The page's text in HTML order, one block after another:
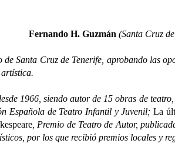
Fernando H. Guzmán (Santa Cruz
Cruz de Tenerife, aprobando las
1966, siendo autor de 15 obras de teatro,
Española de Teatro Infantil y Juvenil;La
, Premio de Teatro de Autor,
por los que recibió premios locales y